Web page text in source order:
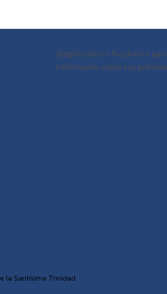
la Santísima Trinidad.
¡Regístrate en Flocknote
información sobre los